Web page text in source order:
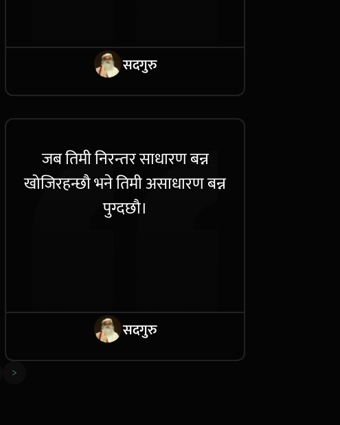
सदगुरु
जब तिमी निरन्तर साधारण बन्न
खोजिरहन्छौ भने तिमी असाधारण बन्न
पुग्दछौ।
सदगुरु
>